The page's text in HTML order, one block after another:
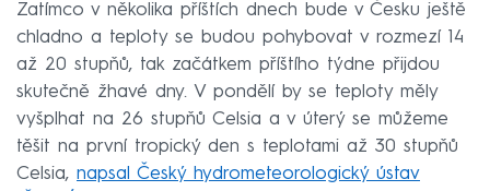
Zatímco v několika příštích dnech bude v Česku ještě
chladno a teploty se budou pohybovat v rozmezí 14
až 20 stupňů, tak začátkem příštího týdne přijdou
skutečně žhavé dny. V pondělí by se teploty měly
vyšplhat na 26 stupňů Celsia a v úterý se můžeme
těšit na první tropický den s teplotami až 30 stupňů
Celsia, napsal Český hydrometeorologický ústav